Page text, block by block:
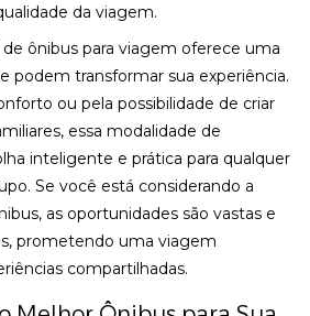
da viagem.
ônibus para viagem oferece uma
podem transformar sua experiência.
ou pela possibilidade de criar
essa modalidade de
inteligente e prática para qualquer
Se você está considerando a
as oportunidades são vastas e
prometendo uma viagem
compartilhadas.